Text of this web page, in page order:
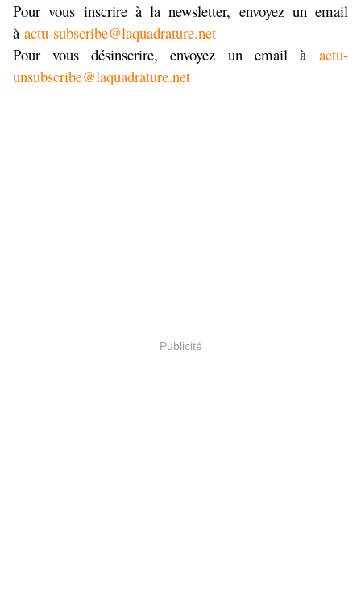
Pour vous inscrire à la newsletter, envoyez un email
à actu-subscribe@laquadrature.net
Pour vous désinscrire, envoyez un email à actu-
unsubscribe@laquadrature.net
Publicité